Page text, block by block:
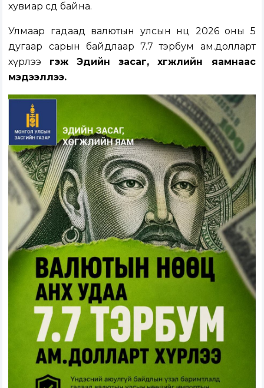
хувиар өсөөд байна.
Улмаар гадаад валютын улсын нөөц 2026 оны 5
дугаар сарын байдлаар 7.7 тэрбум ам.долларт
хүрлээ гэж Эдийн засаг, xөгжлийн яамнаас
мэдээллээ.